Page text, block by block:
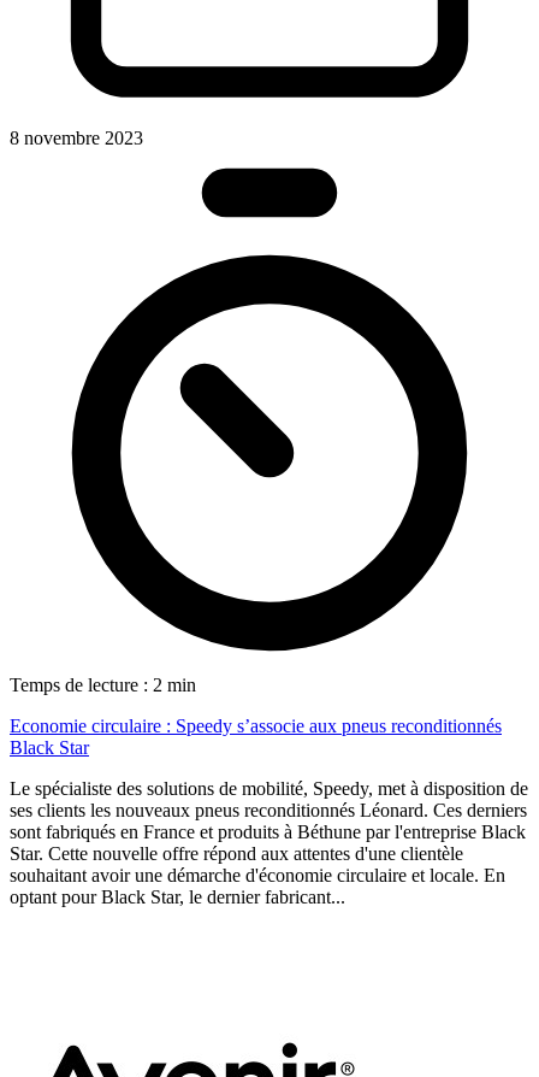
8 novembre 2023
Temps de lecture : 2 min
Economie circulaire : Speedy s’associe aux pneus reconditionnés
Black Star
Le spécialiste des solutions de mobilité, Speedy, met à disposition de
ses clients les nouveaux pneus reconditionnés Léonard. Ces derniers
sont fabriqués en France et produits à Béthune par l'entreprise Black
Star. Cette nouvelle offre répond aux attentes d'une clientèle
souhaitant avoir une démarche d'économie circulaire et locale. En
optant pour Black Star, le dernier fabricant...